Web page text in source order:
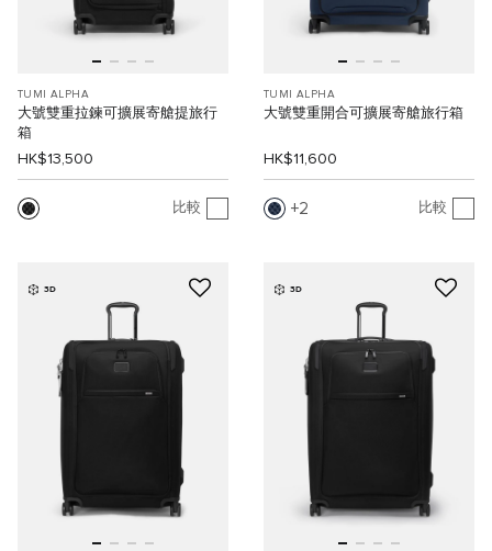
TUMI ALPHA
大號雙重拉鍊可擴展寄艙提旅行
箱
HK$13,500
比較
TUMI ALPHA
大號雙重開合可擴展寄艙旅行箱
HK$11,600
2 比較
3D 3D